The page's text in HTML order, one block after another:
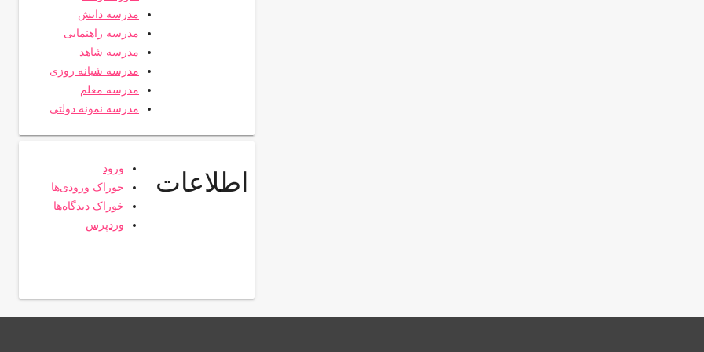
مدرسه دانش
مدرسه راهنمایی
مدرسه شاهد
مدرسه شبانه روزی
مدرسه معلم
مدرسه نمونه دولتی
اطلاعات
ورود
خوراک ورودی‌ها
خوراک دیدگاه‌ها
وردپرس